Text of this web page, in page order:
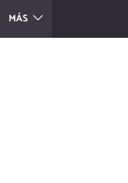
MÁS